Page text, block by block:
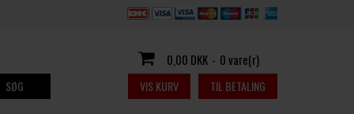
0,00 DKK - 0 vare(r)
VIS KURV TIL BETALING
SØG